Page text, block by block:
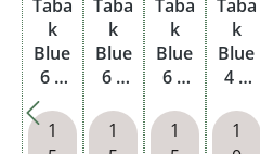
Taba
k
Blue
6 x
Mega
Box
mit
1
Taba
k
Blue
6 x
Box
mit
1
Taba
k
Blue
6 x
Box
mit
1
Taba
k
Blue
4 x
Box
mit
1